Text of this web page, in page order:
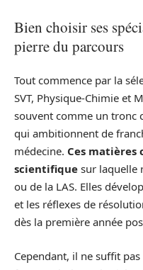
Bien choisir ses
pierre du parcours
Tout commence par la
SVT, Physique-Chimie et
souvent comme un tronc
qui ambitionnent de
médecine. Ces matières
scientifique sur laquelle
ou de la LAS. Elles
et les réflexes de
dès la première année
Cependant, il ne suffit